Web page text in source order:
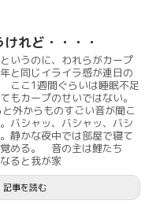
れど・・・・
いうのに、われらがカープ
と同じイライラ感が連日の
ここ1週間ぐらいは睡眠不足
もカープのせいではない。
外からものすごい音が聞こ
バシャッ、バシャッ、バシ
静かな夜中では部屋で寝て
める。 音の主は鯉たち
ると我が家
記事を読む